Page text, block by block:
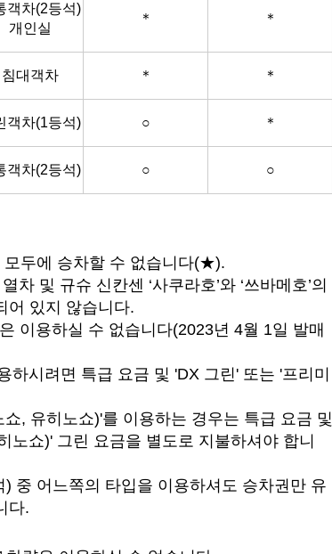
객차(2등석)
개인실
＊ ＊
침대객차 ＊ ＊
객차(1등석) ○ ＊
객차(2등석) ○ ○
모두에 승차할 수 없습니다(★).
및 규슈 신칸센 ‘사쿠라호’와 ‘쓰바메호’의
어 있지 않습니다.
이용하실 수 없습니다(2023년 4월 1일 발매
시려면 특급 요금 및 'DX 그린' 또는 '프리미
, 유히노쇼)'를 이용하는 경우는 특급 요금 및
쇼)' 그린 요금을 별도로 지불하셔야 합니
중 어느쪽의 타입을 이용하셔도 승차권만 유
다.